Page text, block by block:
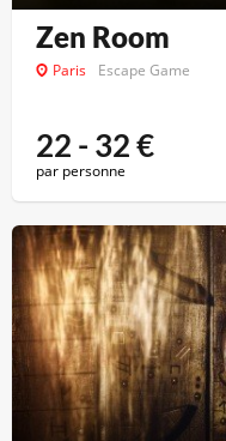
Zen Room
Paris Escape Game
22 - 32€
par personne